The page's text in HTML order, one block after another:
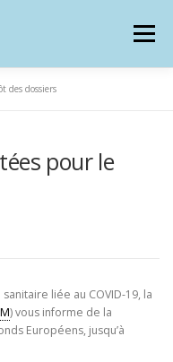
Menu
ZOOM EUROPE
des dossiers
pour le
liée au COVID-19, la
) vous informe de la
Européens, jusqu’à